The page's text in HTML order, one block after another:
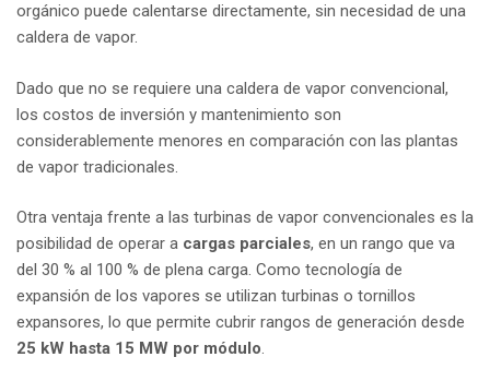
orgánico puede calentarse directamente, sin necesidad de una
caldera de vapor.
Dado que no se requiere una caldera de vapor convencional,
los costos de inversión y mantenimiento son
considerablemente menores en comparación con las plantas
de vapor tradicionales.
Otra ventaja frente a las turbinas de vapor convencionales es la
posibilidad de operar a cargas parciales, en un rango que va
del 30 % al 100 % de plena carga. Como tecnología de
expansión de los vapores se utilizan turbinas o tornillos
expansores, lo que permite cubrir rangos de generación desde
25 kW hasta 15 MW por módulo.